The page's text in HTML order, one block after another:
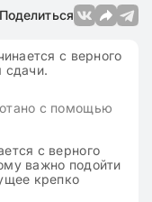
Поделиться
с помощью
с верного
важно подойти
крепко